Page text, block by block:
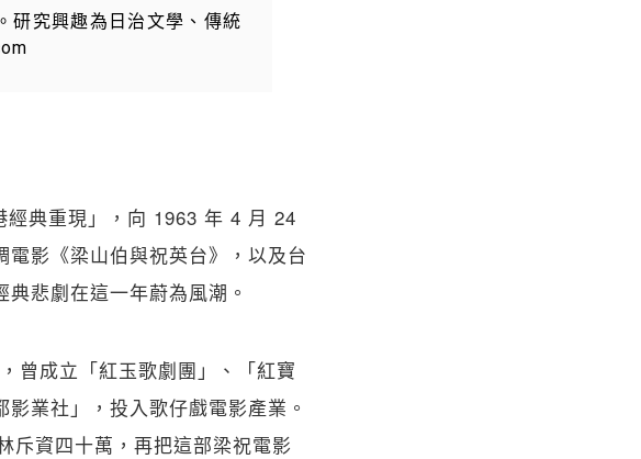
研究興趣為日治文學、傳統
典重現」，向 1963 年 4 月 24
影《梁山伯與祝英台》，以及台
悲劇在這一年蔚為風潮。
曾成立「紅玉歌劇團」、「紅寶
業社」，投入歌仔戲電影產業。
斥資四十萬，再把這部梁祝電影